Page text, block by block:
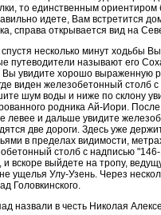
то единственным ориентиром
идете, Вам встретится
справа открывается вид на
спустя несколько минут ходьбы
путеводители называют его
Вы увидите хорошо выраженную
виден железобетонный столб
шум воды и ниже по склону
родника Ай-Иори.
левее и дальше увидите
две дороги. Здесь уже
в пределах видимости,
столб с надписью
и вскоре выйдете на тропу,
ущелья Улу-Узень. Через
Головкинского.
назвали в честь Николая